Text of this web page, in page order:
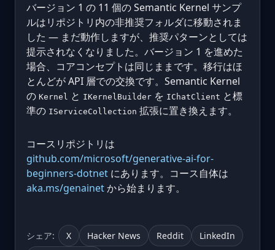
バージョン 1 の 11 個の Semantic Kernel サンプ
ルはリポジトリ内の非推奨フォルダに移動されま
した — まだ動作しますが、推奨パターンとしては
提示されなくなりました。バージョン 1 を進めた
場合、コアコンセプトは同じままです。移行はほ
とんどが API 層での交換です。Semantic Kernel
の Kernel と IKernelBuilder を IChatClient と標
準の IServiceCollection 拡張に置き換えます。
コースリポジトリは
github.com/microsoft/generative-ai-for-
beginners-dotnet にあります。コース自体は
aka.ms/genainetから始まります。
シェア: X Hacker News Reddit LinkedIn